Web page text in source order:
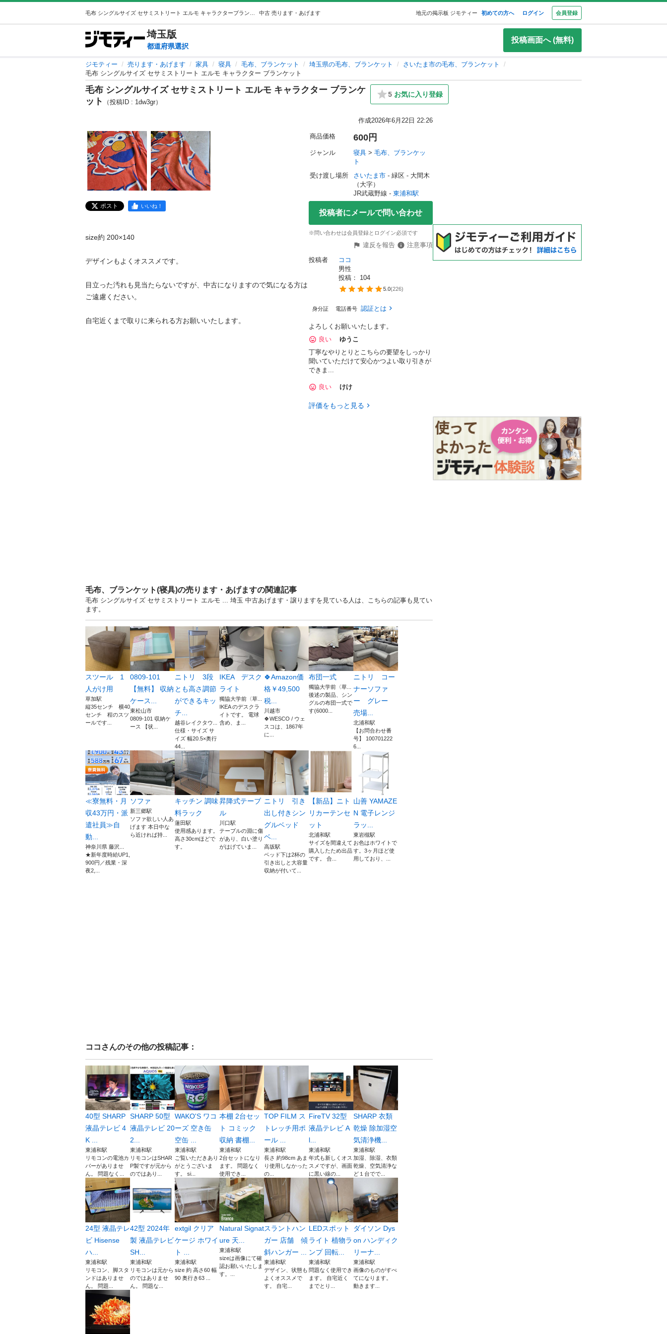
中古 売ります・あげます 地元の掲示板 ジモティー 初めての方へ ログイン 会員登録
埼玉版
都道府県選択
投稿画面へ (無料)
ジモティー 売ります・あげます 家具 寝具 毛布、ブランケット 埼玉県の毛布、ブランケット
さいたま市の毛布、ブランケット
毛布 シングルサイズ セサミストリート エルモ キャラクター ブランケット
毛布 シングルサイズ セサミストリート エルモ キャラクター ブランケ
ット
（投稿ID : 1dw3gr）
5 お気に入り登録
作成2026年6月22日 22:26
ポスト いいね！
size約 200×140
デザインもよくオススメです。
目立った汚れも見当たらないですが、中古になりますので気になる方は
ご遠慮ください。
自宅近くまで取りに来られる方お願いいたします。
商品価格 600円
ジャンル 寝具 > 毛布、ブランケッ
ト
受け渡し場所
さいたま市 - 緑区 - 大間木
（大字）
JR武蔵野線 - 東浦和駅
投稿者にメールで問い合わせ
※問い合わせは会員登録とログイン必須です
違反を報告
注意事項
投稿者
ココ
男性
投稿： 104
5.0(226)
身分証 電話番号 認証とは
よろしくお願いいたします。
良い
ゆうこ
丁寧なやりとりとこちらの要望をしっかり
聞いていただけて安心かつよい取り引きが
できま...
良い けけ
評価をもっと見る
毛布、ブランケット(寝具)の売ります・あげますの関連記事
毛布 シングルサイズ セサミストリート エルモ ... 埼玉 中古あげます・譲りますを見ている人は、こちらの記事も見てい
ます。
スツール 1
人がけ用
草加駅
縦35センチ 横40
センチ 程のスツ
ールです...
0809-101
【無料】 収納
ケース...
東松山市
0809-101 収納ケ
ース 【状...
ニトリ 3段
とも高さ調節
ができるキッ
チ...
越谷レイクタウ...
仕様・サイズ サ
イズ 幅20.5×奥行
44...
IKEA デスク
ライト
獨協大学前〈草...
IKEA のデスクラ
イトです。 電球
含め、ま...
🍀Amazon価
格￥49,500
税...
川越市
🍀WESCO / ウェ
スコは、1867年
に...
布団一式
獨協大学前〈草...
後述の製品、シン
グルの布団一式で
す(6000...
ニトリ コー
ナーソファ
ー グレー
売場...
北浦和駅
【お問合わせ番
号】 100701222
6...
≪寮無料・月
収43万円・派
遣社員≫自
動...
神奈川県 藤沢...
★新年度時給UP1,
900円／残業・深
夜2,...
ソファ
新三郷駅
ソファ欲しい人あ
げます 本日中な
ら近ければ持...
キッチン 調味
料ラック
蓮田駅
使用感あります。
高さ30cmほどで
す。
昇降式テーブ
ル
川口駅
テーブルの淵に傷
があり、白い塗り
がはげていま...
ニトリ 引き
出し付きシン
グルベッド
ベ...
高坂駅
ベッド下は2杯の
引き出しと大容量
収納が付いて...
【新品】ニト
リカーテンセ
ット
北浦和駅
サイズを間違えて
購入したため出品
です。 合...
山善 YAMAZE
N 電子レンジ
ラッ...
東岩槻駅
お色はホワイトで
す。3ヶ月ほど使
用しており、...
ココ さんのその他の投稿記事：
40型 SHARP
液晶テレビ 4
K ...
東浦和駅
リモコンの電池カ
バーがありませ
ん。 問題なく...
SHARP 50型
液晶テレビ 20
2...
東浦和駅
リモコンはSHAR
P製ですが元から
のではあり...
WAKO'S ワコ
ーズ 空き缶
空缶 ...
東浦和駅
ご覧いただきあり
がとうございま
す。 si...
本棚 2台セッ
ト コミック
収納 書棚...
東浦和駅
2台セットになり
ます。 問題なく
使用でき...
TOP FILM ス
トレッチ用ポ
ール ...
東浦和駅
長さ 約98cm あま
り使用しなかった
の...
FireTV 32型
液晶テレビ A
l...
東浦和駅
年式も新しくオス
スメですが、画面
に黒い線の...
SHARP 衣類
乾燥 除加湿空
気清浄機...
東浦和駅
加湿、除湿、衣類
乾燥、空気清浄な
ど１台でで...
24型 液晶テレ
ビ Hisense
ハ...
東浦和駅
リモコン、脚スタ
ンドはありませ
ん。 問題...
42型 2024年
製 液晶テレビ
SH...
東浦和駅
リモコンは元から
のではありませ
ん。 問題な...
extgil クリア
ケージ ホワイ
ト ...
東浦和駅
size 約 高さ60 幅
90 奥行き63 ...
Natural Signat
ure 天...
東浦和駅
sizeは画像にて確
認お願いいたしま
す。...
スラントハン
ガー 店舗 傾
斜ハンガー ...
東浦和駅
デザイン、状態も
よくオススメで
す。 自宅...
LEDスポット
ライト 植物ラ
ンプ 回転...
東浦和駅
問題なく使用でき
ます。 自宅近く
までとり...
ダイソン Dys
on ハンディク
リーナ...
東浦和駅
画像のものがすべ
てになります。
動きます...